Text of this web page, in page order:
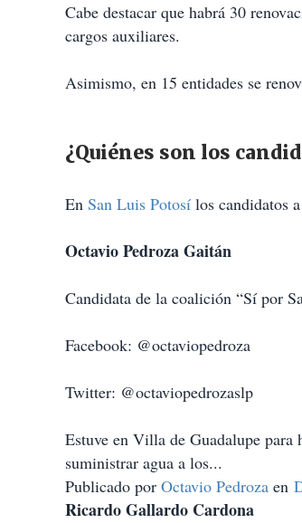
Cabe destacar que habrá 30
cargos auxiliares.
Asimismo, en 15 entidades se
¿Quiénes son los
En San Luis Potosí los candidatos
Octavio Pedroza Gaitán
Candidata de la coalición “Sí por
Facebook: @octaviopedroza
Twitter: @octaviopedrozaslp
Estuve en Villa de Guadalupe para
suministrar agua a los...
Publicado por Octavio Pedroza en
Ricardo Gallardo Cardona